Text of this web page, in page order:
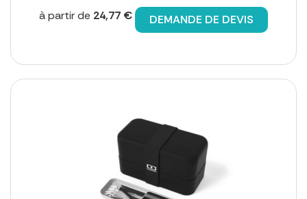
à partir de 24,77 € DEMANDE DE DEVIS